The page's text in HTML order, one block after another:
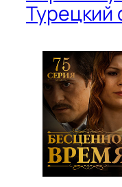
Турецкий